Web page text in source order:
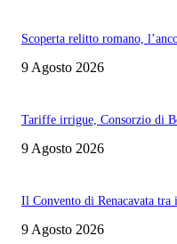
Scoperta relitto romano,
9 Agosto 2026
Tariffe irrigue, Consorzio di
9 Agosto 2026
Il Convento di Renacavata
9 Agosto 2026